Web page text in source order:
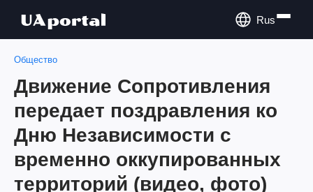
Rus
Общество
Движение Сопротивления
передает поздравления ко
Дню Независимости с
временно оккупированных
территорий (видео, фото)